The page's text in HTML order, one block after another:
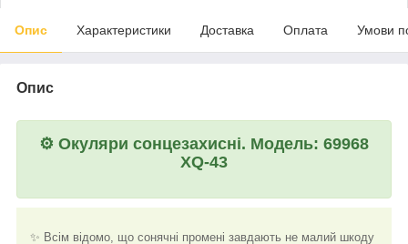
Опис Характеристики Доставка Оплата Умови
Опис
⚙️ Окуляри сонцезахисні. Модель: 69968
XQ-43
✨ Всім відомо, що сонячні промені завдають не малий шкоду